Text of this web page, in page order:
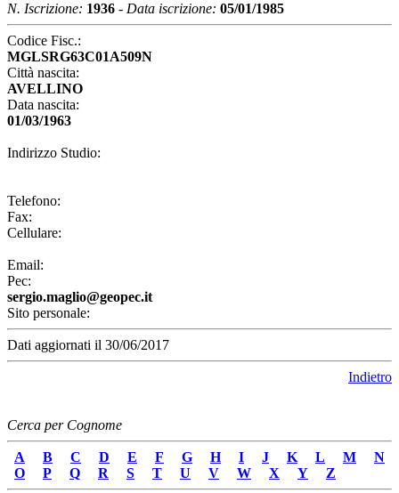
N. Iscrizione: 1936 - Data iscrizione: 05/01/1985
Codice Fisc.:
MGLSRG63C01A509N
Città nascita:
AVELLINO
Data nascita:
01/03/1963
Indirizzo Studio:
Telefono:
Fax:
Cellulare:
Email:
Pec:
sergio.maglio@geopec.it
Sito personale:
Dati aggiornati il 30/06/2017
Indietro
Cerca per Cognome
A B C D E F G H I J K L M
N
O
P Q R S T U V W X Y Z